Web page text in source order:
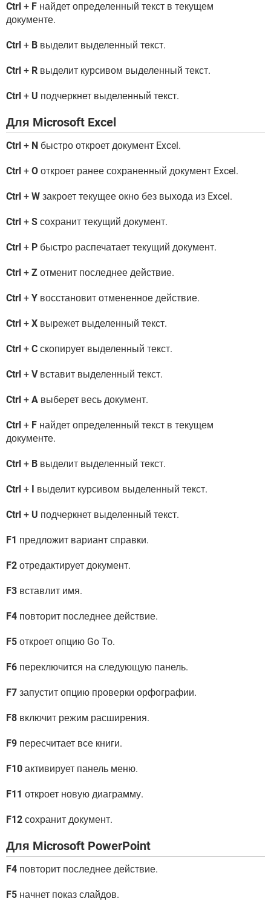
Ctrl + F найдет определенный текст в текущем
документе.
Ctrl + B выделит выделенный текст.
Ctrl + R выделит курсивом выделенный текст.
Ctrl + U подчеркнет выделенный текст.
Для Microsoft Excel
Ctrl + N быстро откроет документ Excel.
Ctrl + O откроет ранее сохраненный документ Excel.
Ctrl + W закроет текущее окно без выхода из Excel.
Ctrl + S сохранит текущий документ.
Ctrl + P быстро распечатает текущий документ.
Ctrl + Z отменит последнее действие.
Ctrl + Y восстановит отмененное действие.
Ctrl + X вырежет выделенный текст.
Ctrl + C скопирует выделенный текст.
Ctrl + Vвставит выделенный текст.
Ctrl + A выберет весь документ.
Ctrl + F найдет определенный текст в текущем
документе.
Ctrl + B выделит выделенный текст.
Ctrl + выделит курсивом выделенный текст.
Ctrl + U подчеркнет выделенный текст.
F1 предложит вариант справки.
F2 отредактирует документ.
F3 вставлит имя.
F4 повторит последнее действие.
F5 откроет опцию Go To.
F6 переключится на следующую панель.
F7 запустит опцию проверки орфографии.
F8 включит режим расширения.
F9 пересчитает все книги.
F10 активирует панель меню.
F11 откроет новую диаграмму.
F12 сохранит документ.
Для Microsoft PowerPoint
F4 повторит последнее действие.
F5 начнет показ слайдов.